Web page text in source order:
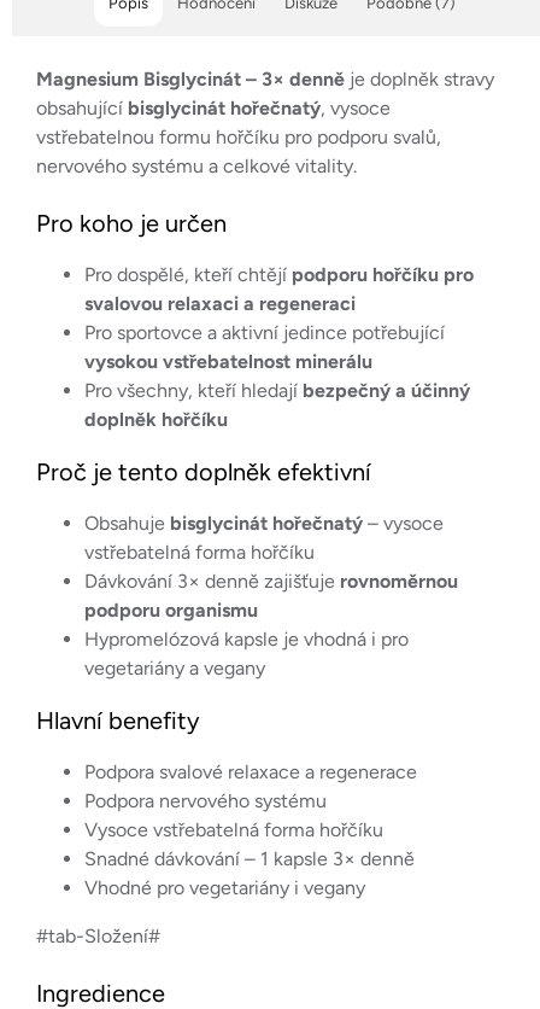
Magnesium Bisglycinát – 3× denně je doplněk stravy
obsahující bisglycinát hořečnatý, vysoce
vstřebatelnou formu hořčíku pro podporu svalů,
nervového systému a celkové vitality.
Pro koho je určen
Pro dospělé, kteří chtějí podporu hořčíku pro
svalovou relaxaci a regeneraci
Pro sportovce a aktivní jedince potřebující
vysokou vstřebatelnost minerálu
Pro všechny, kteří hledají bezpečný a účinný
doplněk hořčíku
Proč je tento doplněk efektivní
Obsahuje bisglycinát hořečnatý – vysoce
vstřebatelná forma hořčíku
Dávkování 3× denně zajišťuje rovnoměrnou
podporu organismu
Hypromelózová kapsle je vhodná i pro
vegetariány a vegany
Hlavní benefity
Podpora svalové relaxace a regenerace
Podpora nervového systému
Vysoce vstřebatelná forma hořčíku
Snadné dávkování – 1 kapsle 3× denně
Vhodné pro vegetariány i vegany
#tab-Složení#
Ingredience